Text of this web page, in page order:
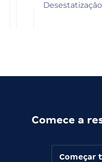
Desestatização
Comece a
Começar